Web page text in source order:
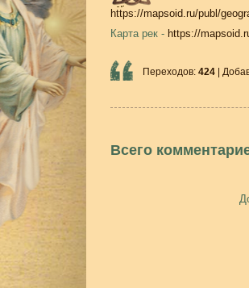
https://mapsoid.ru/publ/
Карта рек - https://
Переходов: 424
Всего